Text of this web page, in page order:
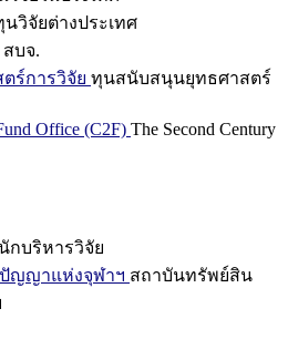
นวิจัยต่างประเทศ
บจ.
ร์การวิจัย ทุนสนับสนุนยุทธศาสตร์
Office (C2F) The Second Century
กบริหารวิจัย
ญญาแห่งจุฬาฯ สถาบันทรัพย์สิน